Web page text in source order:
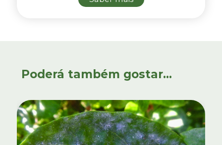
Poderá também gostar...